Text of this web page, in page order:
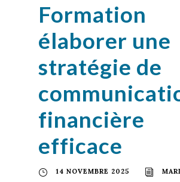
Formation
élaborer une
stratégie de
financière
efficace
14 NOVEMBRE 2025